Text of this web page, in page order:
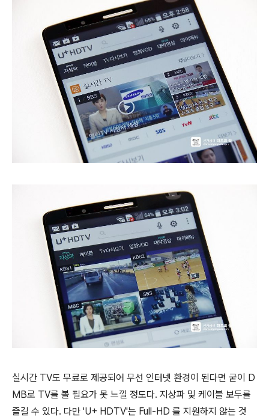
실시간 TV도 무료로 제공되어 무선 인터넷 환경이 된다면 굳이 D
MB로 TV를 볼 필요가 못 느낄 정도다. 지상파 및 케이블 보두를
즐길 수 있다. 다만 'U+ HDTV'는 Full-HD 를 지원하지 않는 것